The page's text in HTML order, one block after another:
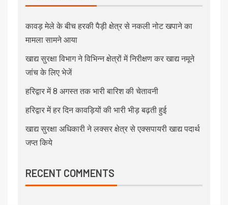
कावड़ मेले के बीच हरकी पैड़ी क्षेत्र से नकली नोट खपाने का
मामला सामने आया
खाद्य सुरक्षा विभाग ने विभिन्न क्षेत्रों में निरीक्षण कर खाद्य नमूने
जांच के लिए भेजें
हरिद्वार में 8 अगस्त तक भारी बारिश की चेतावनी
हरिद्वार में हर दिन कावड़ियों की भारी भीड़ बढ़ती हुई
खाद्य सुरक्षा अधिकारी ने लक्सर क्षेत्र से एक्सपायरी खाद्य पदार्थ
जप्त किये
RECENT COMMENTS